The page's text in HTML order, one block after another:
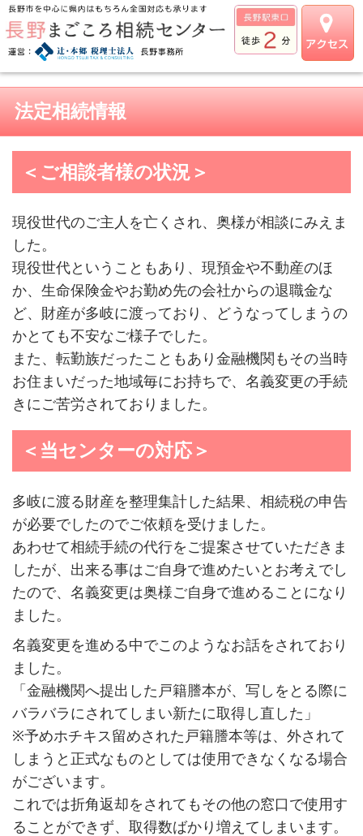
法定相続情報
＜ご相談者様の状況＞
現役世代のご主人を亡くされ、奥様が相談にみえま
した。
現役世代ということもあり、現預金や不動産のほ
か、生命保険金やお勤め先の会社からの退職金な
ど、財産が多岐に渡っており、どうなってしまうの
かとても不安なご様子でした。
また、転勤族だったこともあり金融機関もその当時
お住まいだった地域毎にお持ちで、名義変更の手続
きにご苦労されておりました。
＜当センターの対応＞
多岐に渡る財産を整理集計した結果、相続税の申告
が必要でしたのでご依頼を受けました。
あわせて相続手続の代行をご提案させていただきま
したが、出来る事はご自身で進めたいとお考えでし
たので、名義変更は奥様ご自身で進めることになり
ました。
名義変更を進める中でこのようなお話をされており
ました。
「金融機関へ提出した戸籍謄本が、写しをとる際に
バラバラにされてしまい新たに取得し直した」
※予めホチキス留めされた戸籍謄本等は、外されて
しまうと正式なものとしては使用できなくなる場合
がございます。
これでは折角返却をされてもその他の窓口で使用す
ることができず、取得数ばかり増えてしまいます。